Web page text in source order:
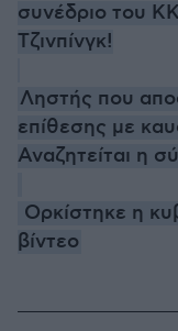
συνέδριο του
Τζινπίνγκ!
Ληστής που
επίθεσης με
Αναζητείται η
Ορκίστηκε η
βίντεο